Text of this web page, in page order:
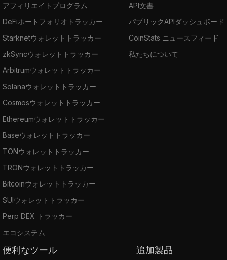
アフィリエイトプログラム
DeFiポートフォリオトラッカー
Starknetウォレットトラッカー
zkSyncウォレットトラッカー
Arbitrumウォレットトラッカー
Solanaウォレットトラッカー
Cosmosウォレットトラッカー
Ethereumウォレットトラッカー
Baseウォレットトラッカー
TONウォレットトラッカー
TRONウォレットトラッカー
Bitcoinウォレットトラッカー
SUIウォレットトラッカー
Perp DEX トラッカー
エコシステム
API文書
パブリックAPIダッシュボード
CoinStats ニュースフィード
私たちについて
便利なツール 追加製品